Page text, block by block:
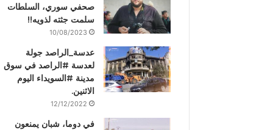
صحفي سوري، السلطات
سلمت جثته لذويه!!
10/08/2023
عدسة_الراصد جولة
لعدسة #الراصد في سوق
مدينة #السويداء اليوم
الاثنين.
12/12/2022
في دوما، شبان يمنعون